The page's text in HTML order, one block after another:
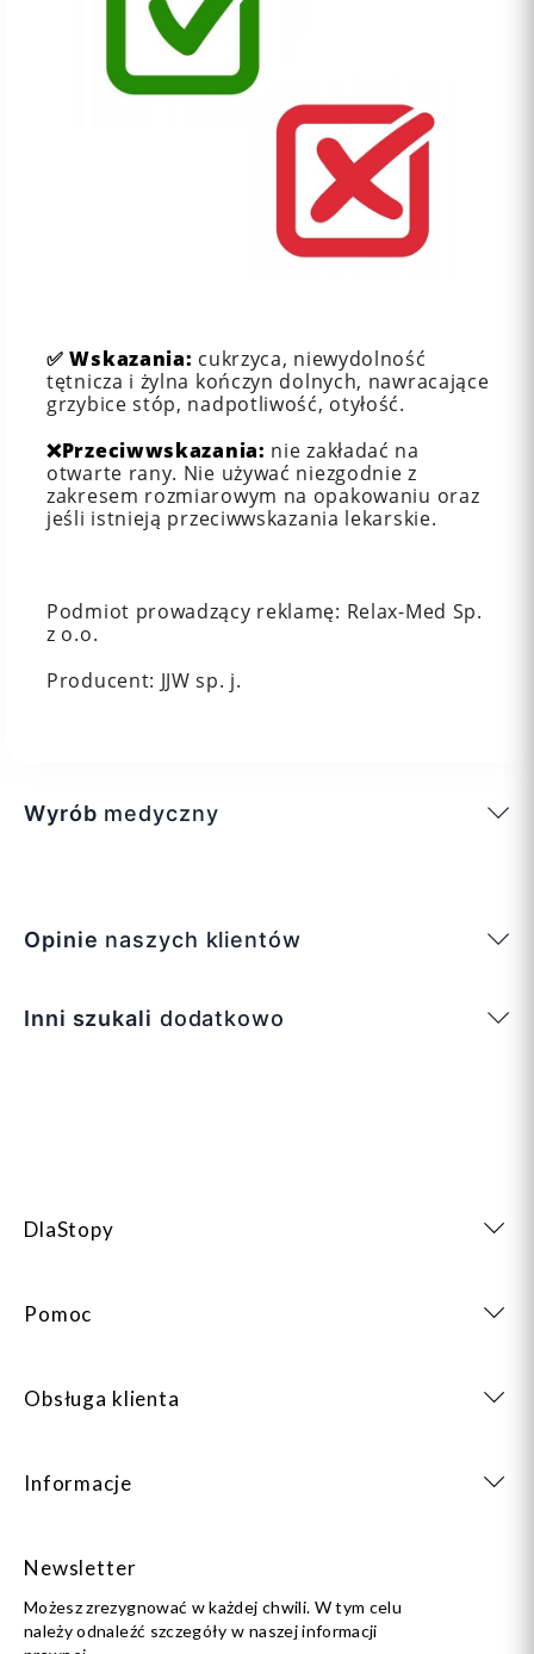
✅Wskazania: cukrzyca, niewydolność
tętnicza i żylna kończyn dolnych, nawracające
grzybice stóp, nadpotliwość, otyłość.
❌Przeciwwskazania: nie zakładać na
otwarte rany. Nie używać niezgodnie z
zakresem rozmiarowym na opakowaniu oraz
jeśli istnieją przeciwwskazania lekarskie.
Podmiot prowadzący reklamę: Relax-Med Sp.
z o.o.
Producent: JJW sp. j.
Wyrób medyczny
Opinie naszych klientów
Inni szukali dodatkowo
DlaStopy
Pomoc
Obsługa klienta
Informacje
Newsletter
Możesz zrezygnować w każdej chwili. W tym celu
należy odnaleźć szczegóły w naszej informacji